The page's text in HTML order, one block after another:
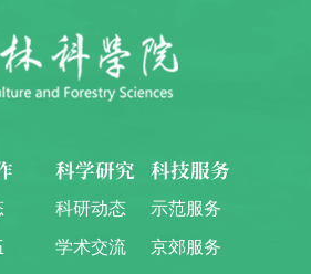
科学研究
科研动态
学术交流
科技服务
示范服务
京郊服务